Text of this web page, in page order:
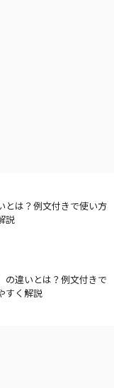
とは？例文付きで使い方
説
の違いとは？例文付きで
すく解説